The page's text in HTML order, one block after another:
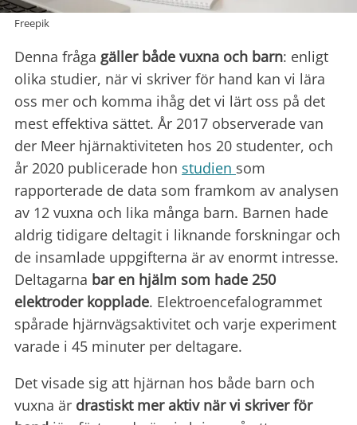
Freepik
Denna fråga gäller både vuxna och barn: enligt
olika studier, när vi skriver för hand kan vi lära
oss mer och komma ihåg det vi lärt oss på det
mest effektiva sättet. År 2017 observerade van
der Meer hjärnaktiviteten hos 20 studenter, och
år 2020 publicerade hon studien som
rapporterade de data som framkom av analysen
av 12 vuxna och lika många barn. Barnen hade
aldrig tidigare deltagit i liknande forskningar och
de insamlade uppgifterna är av enormt intresse.
Deltagarna bar en hjälm som hade 250
elektroder kopplade. Elektroencefalogrammet
spårade hjärnvägsaktivitet och varje experiment
varade i 45 minuter per deltagare.
Det visade sig att hjärnan hos både barn och
vuxna är drastiskt mer aktiv när vi skriver för